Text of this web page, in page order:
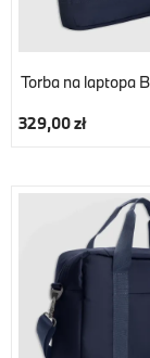
Torba na laptopa
329,00 zł